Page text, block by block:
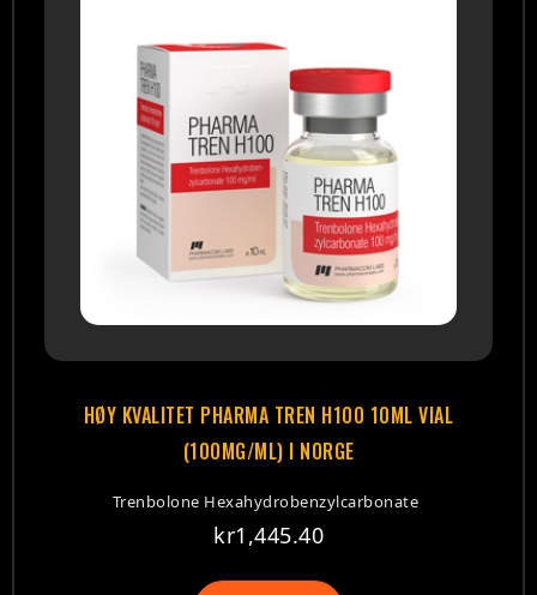
HØY KVALITET PHARMA TREN H100 10ML VIAL
(100MG/ML) I NORGE
Trenbolone Hexahydrobenzylcarbonate
kr1,445.40